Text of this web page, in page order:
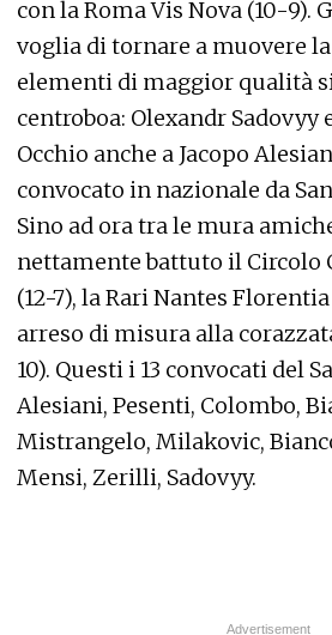
con la Roma Vis Nova (10-9).
voglia di tornare a muovere
elementi di maggior qualità
centroboa: Olexandr Sadovyy
Occhio anche a Jacopo
convocato in nazionale da
Sino ad ora tra le mura
nettamente battuto il Circolo
(12-7), la Rari Nantes Florentia
arreso di misura alla
10). Questi i 13 convocati del
Alesiani, Pesenti, Colombo,
Mistrangelo, Milakovic,
Mensi, Zerilli, Sadovyy.